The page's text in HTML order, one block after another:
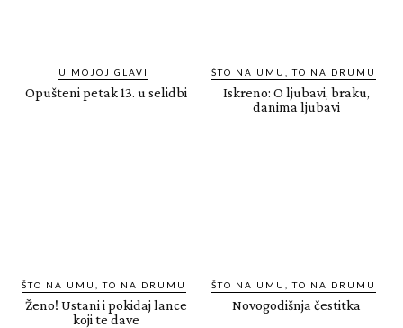
U MOJOJ GLAVI
Opušteni petak 13. u selidbi
ŠTO NA UMU, TO NA DRUMU
Iskreno: O ljubavi, braku,
danima ljubavi
ŠTO NA UMU, TO NA DRUMU
Ženo! Ustani i pokidaj lance
koji te dave
ŠTO NA UMU, TO NA DRUMU
Novogodišnja čestitka